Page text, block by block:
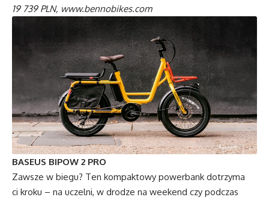
19 739 PLN, www.bennobikes.com
BASEUS BIPOW 2 PRO
Zawsze w biegu? Ten kompaktowy powerbank dotrzyma
ci kroku – na uczelni, w drodze na weekend czy podczas